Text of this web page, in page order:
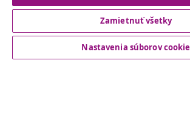
Zákaznícky Servis
Zamietnuť všetky
Nastavenia súborov cookie